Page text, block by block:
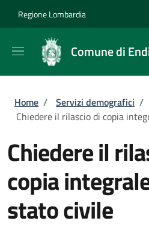
Regione Lombardia
Comune di
Briciole di pane
Home / Servizi demografici /
Chiedere il rilascio di copia
Chiedere il
copia
stato civile